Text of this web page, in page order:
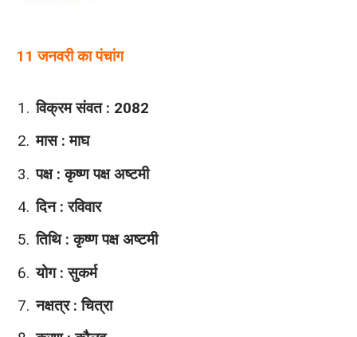
11 जनवरी का पंचांग
विक्रम संवत : 2082
मास : माघ
पक्ष : कृष्ण पक्ष अष्टमी
दिन : रविवार
तिथि : कृष्ण पक्ष अष्टमी
योग : सुकर्म
नक्षत्र : चित्रा